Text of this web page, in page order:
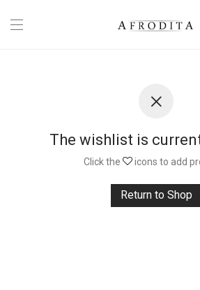
The wishlist is
Click the icons to add
Return to Shop